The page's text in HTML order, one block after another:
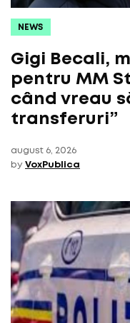
NEWS
Gigi Becali,
pentru MM
când vreau
transferuri”
august 6, 2026
by VoxPublica